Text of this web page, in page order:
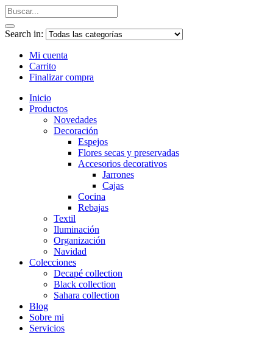
Search in:
Mi cuenta
Carrito
Finalizar compra
Inicio
Productos
Novedades
Decoración
Espejos
Flores secas y preservadas
Accesorios decorativos
Jarrones
Cajas
Cocina
Rebajas
Textil
Iluminación
Organización
Navidad
Colecciones
Decapé collection
Black collection
Sahara collection
Blog
Sobre mi
Servicios